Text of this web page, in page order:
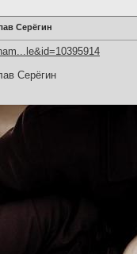
Серёгин
Серёгин